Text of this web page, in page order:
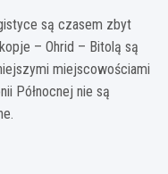
są czasem zbyt
– Ohrid – Bitolą są
miejscowościami
Północnej nie są